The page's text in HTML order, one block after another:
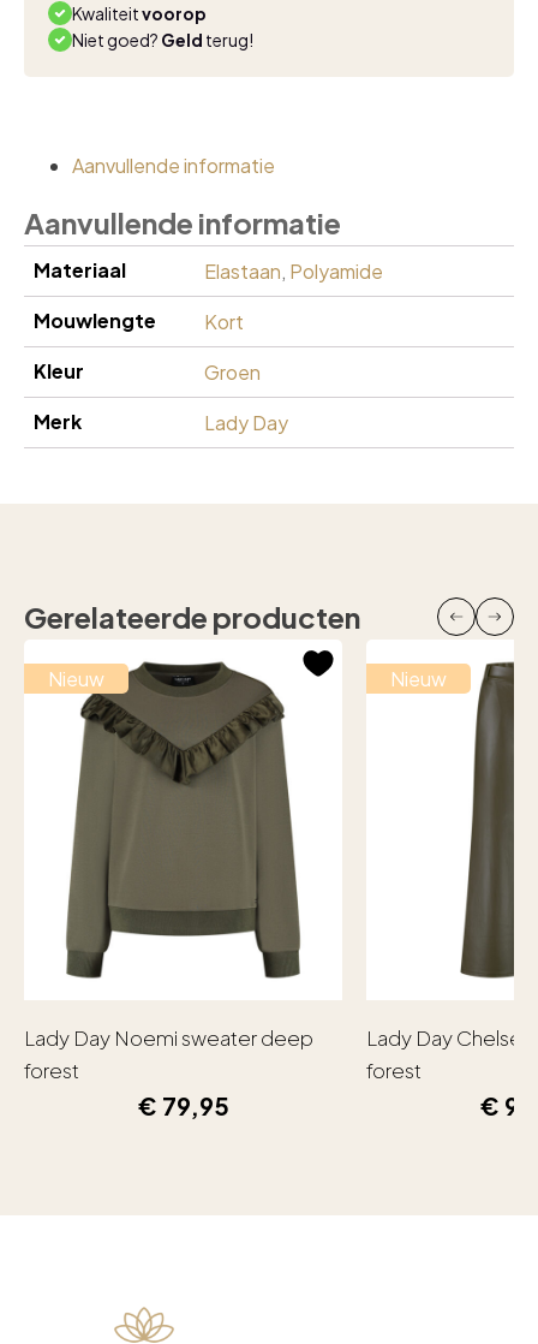
Kwaliteitvoorop
Niet goed? Geld terug!
Aanvullende informatie
Aanvullende informatie
Materiaal Elastaan, Polyamide
Mouwlengte
Kort
Kleur
Groen
Merk
Lady Day
Gerelateerde producten
Nieuw
Lady Day Noemi sweater deep
forest
€ 79,95
Nieuw
Lady Day
forest
€